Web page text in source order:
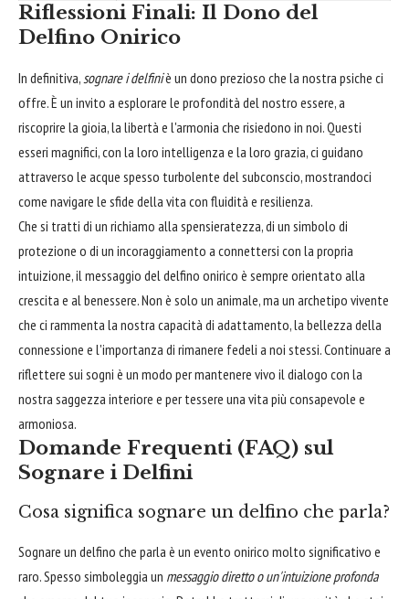
Riflessioni Finali: Il Dono del
Delfino Onirico
In definitiva,sognare i delfiniè un dono prezioso che la nostra psiche ci
offre. È un invito a esplorare le profondità del nostro essere, a
riscoprire la gioia, la libertà e l'armonia che risiedono in noi. Questi
esseri magnifici, con la loro intelligenza e la loro grazia, ci guidano
attraverso le acque spesso turbolente del subconscio, mostrandoci
come navigare le sfide della vita con fluidità e resilienza.
Che si tratti di un richiamo alla spensieratezza, di un simbolo di
protezione o di un incoraggiamento a connettersi con la propria
intuizione, il messaggio del delfino onirico è sempre orientato alla
crescita e al benessere. Non è solo un animale, ma un archetipo vivente
che ci rammenta la nostra capacità di adattamento, la bellezza della
connessione e l'importanza di rimanere fedeli a noi stessi. Continuare a
riflettere sui sogni è un modo per mantenere vivo il dialogo con la
nostra saggezza interiore e per tessere una vita più consapevole e
armoniosa.
Domande Frequenti (FAQ) sul
Sognare i Delfini
Cosa significa sognare un delfino che parla?
Sognare un delfino che parla è un evento onirico molto significativo e
raro. Spesso simboleggia un messaggio diretto o un'intuizione profonda